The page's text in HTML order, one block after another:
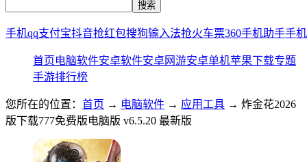
手机qq支付宝抖音抢红包搜狗输入法抢火车票360手机助手手
首页电脑软件安卓软件安卓网游安卓单机苹果下载专题
手游排行榜
您所在的位置： 首页 → 电脑软件 → 应用工具 → 炸金花2026
版下载777免费版电脑版 v6.5.20 最新版